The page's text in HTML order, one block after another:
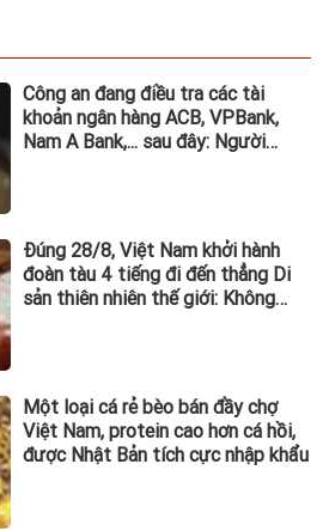
Công an đang điều tra các tài
khoản ngân hàng ACB, VPBank,
Nam A Bank,... sau đây: Người
Đúng 28/8, Việt Nam khởi hành
đoàn tàu 4 tiếng đi đến thẳng Di
sản thiên nhiên thế giới: Không
Một loại cá rẻ bèo bán đầy chợ
Việt Nam, protein cao hơn cá hồi,
được Nhật Bản tích cực nhập khẩu